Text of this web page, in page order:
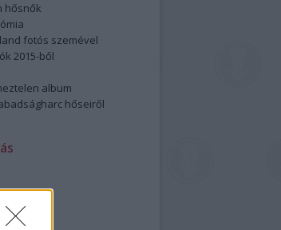
hősnők
fotós szemével
2015-ből
album
hőseiről